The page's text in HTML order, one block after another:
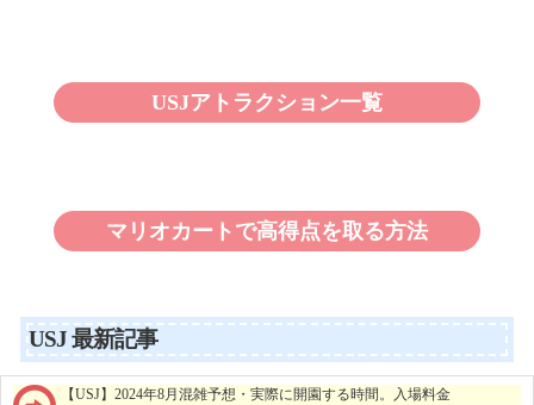
USJアトラクション一覧
マリオカートで高得点を取る方法
USJ 最新記事
【USJ】2024年8月混雑予想・実際に開園する時間。入場料金